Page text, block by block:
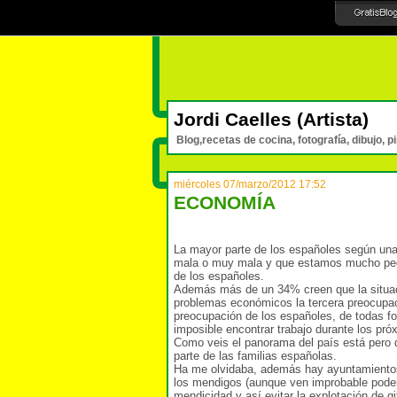
Jordi Caelles (Artista)
Blog,recetas de cocina, fotografía, dibujo,
miércoles 07/marzo/2012 17:52
ECONOMÍA
La mayor parte de los españoles según
mala o muy mala y que estamos mucho
de los españoles.
Además más de un 34% creen que la
problemas económicos la tercera
preocupación de los españoles, de todas
imposible encontrar trabajo durante los
Como veis el panorama del país está
parte de las familias españolas.
Ha me olvidaba, además hay
los mendigos (aunque ven improbable